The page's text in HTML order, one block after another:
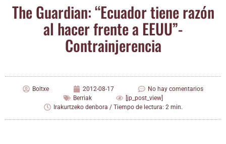
The Guar­dian: “Ecua­dor tie­ne razón
al hacer fren­te a EEUU”-
Contrainjerencia
Boltxe 2012-08-17
No hay comentarios
Berriak
[jp_post_view]
Irakurtzeko denbora / Tiempo de lectura: 2 min.